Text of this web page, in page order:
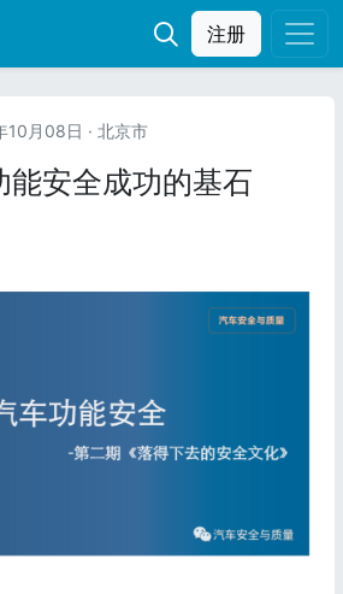
注册
10月08日 · 北京市
能安全成功的基石